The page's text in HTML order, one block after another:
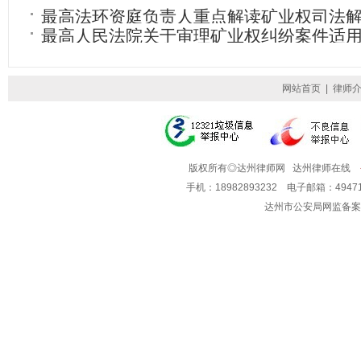
最高法环资庭负责人重点解读矿业权司法
最高人民法院关于审理矿业权纠纷案件适
网站首页 律师
版权所有◎达州律师网 达州律师在线
手机：18982893232 电子邮箱：
达州市公安局网监备